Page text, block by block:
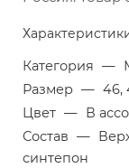
Категория —
Размер — 46,
Цвет — В
Состав —
синтепон